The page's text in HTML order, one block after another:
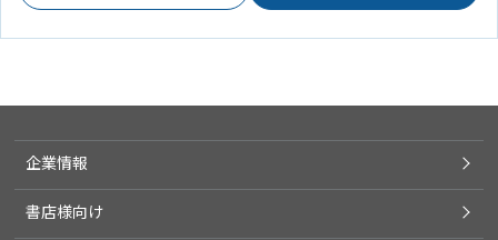
企業情報
書店様向け